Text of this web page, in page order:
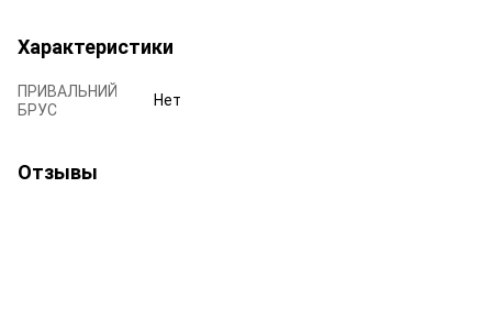
Характеристики
ПРИВАЛЬНИЙ
БРУС
Нет
Отзывы